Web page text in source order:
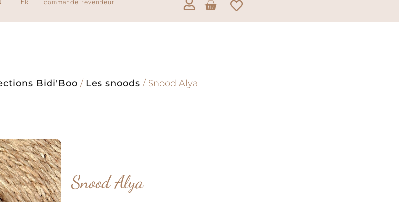
Bidi'Boo / Les snoods / Snood Alya
Snood Alya